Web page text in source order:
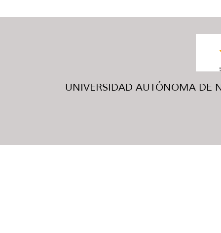
UNIVERSIDAD AUTÓNOMA DE